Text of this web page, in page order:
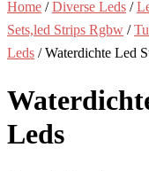
Home /Diverse Leds /
Sets,led Strips Rgbw /
Leds / Waterdichte Led
Leds